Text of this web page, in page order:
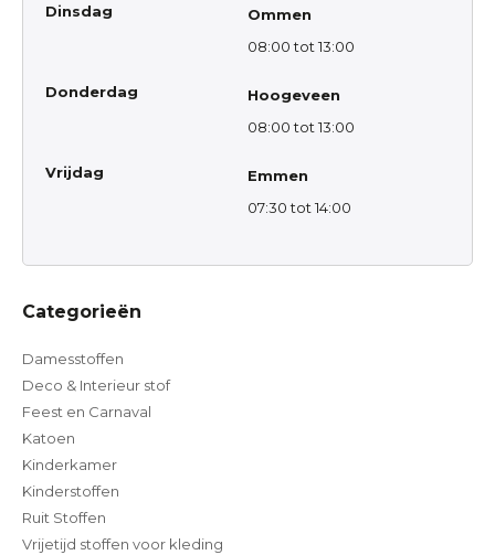
Dinsdag
Ommen
08:00 tot 13:00
Donderdag
Hoogeveen
08:00 tot 13:00
Vrijdag
Emmen
07:30 tot 14:00
Categorieën
Damesstoffen
Deco & Interieur stof
Feest en Carnaval
Katoen
Kinderkamer
Kinderstoffen
Ruit Stoffen
Vrijetijd stoffen voor kleding